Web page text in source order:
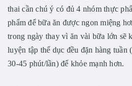
thai cần chú ý có đủ 4 nhóm thực
phẩm để bữa ăn được ngon miệng
trong ngày thay vì ăn vài bữa lớn sẽ
luyện tập thể dục đều đặn hàng tuần
30-45 phút/lần) để khỏe mạnh hơn.